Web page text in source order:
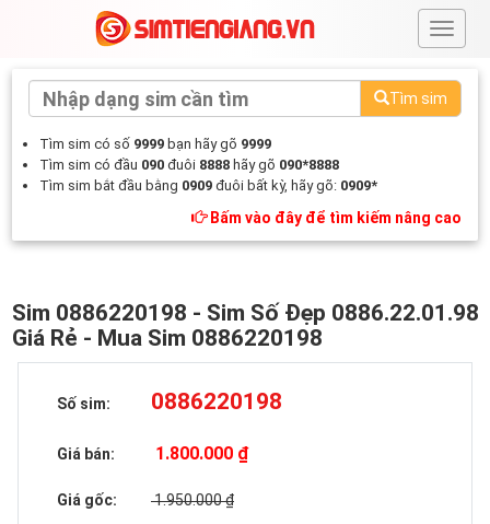
#
Tìm sim
Tìm sim có số 9999 bạn hãy gõ 9999
Tìm sim có đầu 090 đuôi 8888 hãy gõ 090*8888
Tìm sim bắt đầu bằng 0909 đuôi bất kỳ, hãy gõ: 0909*
Bấm vào đây để tìm kiếm nâng cao
Sim 0886220198 - Sim Số Đẹp 0886.22.01.98
Giá Rẻ - Mua Sim 0886220198
Số sim: 0886220198
Giá bán: 1.800.000 ₫
Giá gốc: 1.950.000 ₫